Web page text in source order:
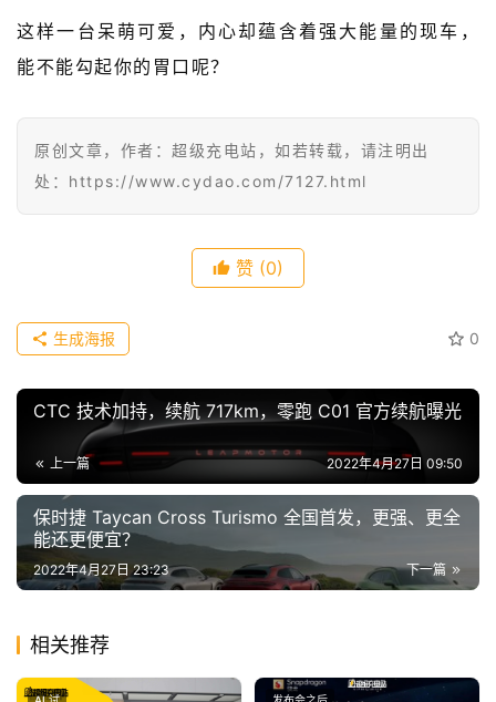
国
大
傻
冒
险
闻
资
讯
关
我
们
登录 注册
这样一台呆萌可爱，内心却蕴含着强大能量的现车，
能不能勾起你的胃口呢？
原创文章，作者：超级充电站，如若转载，请注明出
处：https://www.cydao.com/7127.html
赞 (0)
0
生成海报
CTC 技术加持，续航 717km，零跑 C01 官方续航曝光
上一篇 2022年4月27日 09:50
保时捷 Taycan Cross Turismo 全国首发，更强、更全
能还更便宜？
下一篇
2022年4月27日 23:23
相关推荐